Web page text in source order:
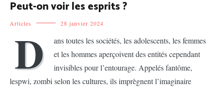
Peut-on voir les esprits ?
Articles 28 janvier 2024
D
ans toutes les sociétés, les adolescents, les femmes
et les hommes aperçoivent des entités cependant
invisibles pour l’entourage. Appelés fantôme,
lespwi, zombi selon les cultures, ils imprègnent l’imaginaire